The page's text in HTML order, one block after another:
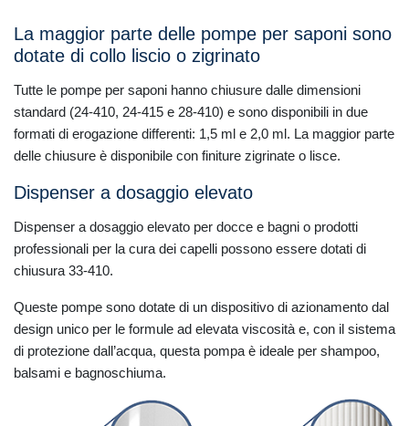
La maggior parte delle pompe per saponi sono
dotate di collo liscio o zigrinato
Tutte le pompe per saponi hanno chiusure dalle dimensioni
standard (24-410, 24-415 e 28-410) e sono disponibili in due
formati di erogazione differenti: 1,5 ml e 2,0 ml. La maggior parte
delle chiusure è disponibile con finiture zigrinate o lisce.
Dispenser a dosaggio elevato
Dispenser a dosaggio elevato per docce e bagni o prodotti
professionali per la cura dei capelli possono essere dotati di
chiusura 33-410.
Queste pompe sono dotate di un dispositivo di azionamento dal
design unico per le formule ad elevata viscosità e, con il sistema
di protezione dall’acqua, questa pompa è ideale per shampoo,
balsami e bagnoschiuma.